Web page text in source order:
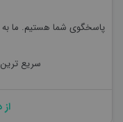
پاسخگوی شما هستیم. ما
سریع